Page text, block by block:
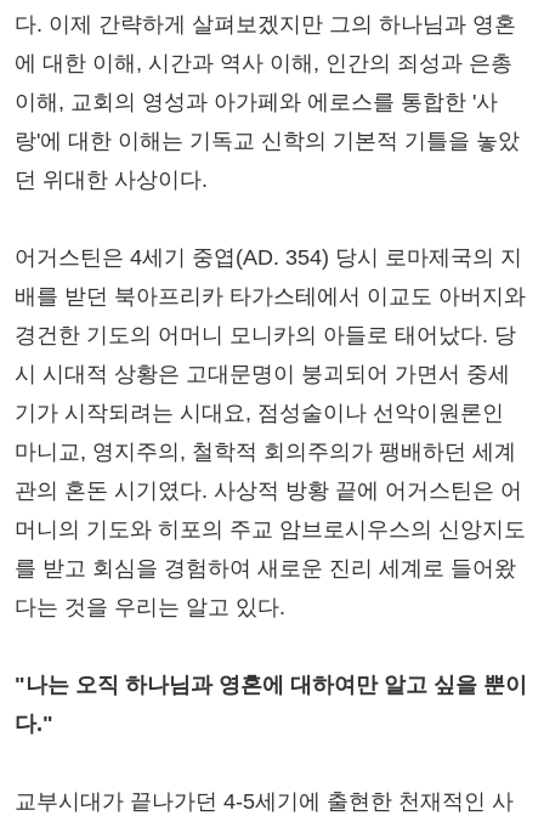
다. 이제 간략하게 살펴보겠지만 그의 하나님과 영혼
에 대한 이해, 시간과 역사 이해, 인간의 죄성과 은총
이해, 교회의 영성과 아가페와 에로스를 통합한 '사
랑'에 대한 이해는 기독교 신학의 기본적 기틀을 놓았
던 위대한 사상이다.
어거스틴은 4세기 중엽(AD. 354) 당시 로마제국의 지
배를 받던 북아프리카 타가스테에서 이교도 아버지와
경건한 기도의 어머니 모니카의 아들로 태어났다. 당
시 시대적 상황은 고대문명이 붕괴되어 가면서 중세
기가 시작되려는 시대요, 점성술이나 선악이원론인
마니교, 영지주의, 철학적 회의주의가 팽배하던 세계
관의 혼돈 시기였다. 사상적 방황 끝에 어거스틴은 어
머니의 기도와 히포의 주교 암브로시우스의 신앙지도
를 받고 회심을 경험하여 새로운 진리 세계로 들어왔
다는 것을 우리는 알고 있다.
"나는 오직 하나님과 영혼에 대하여만 알고 싶을 뿐이
다."
교부시대가 끝나가던 4-5세기에 출현한 천재적인 사